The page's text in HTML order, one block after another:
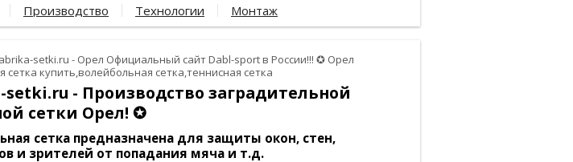
Производство Технологии Монтаж
setki.ru - Орел Официальный сайт Dabl-sport в России!!! ✪ Орел
сетка купить,волейбольная сетка,теннисная сетка
- Производство заградительной
сетки Орел! ✪
сетка предназначена для защиты окон, стен,
и зрителей от попадания мяча и т.д.